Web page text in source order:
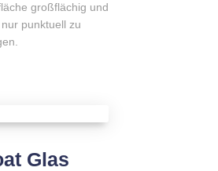
großflächig und
punktuell zu
Glas